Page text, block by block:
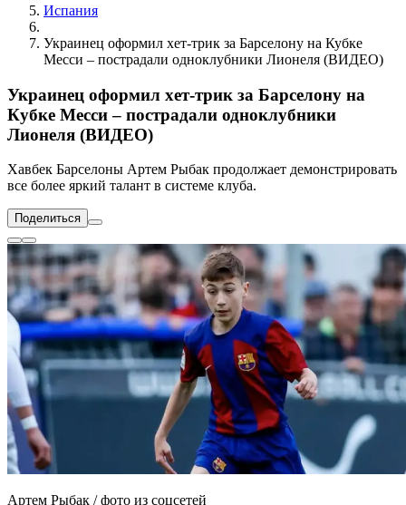
Испания
Украинец оформил хет-трик за Барселону на Кубке
Месси – пострадали одноклубники Лионеля (ВИДЕО)
Украинец оформил хет-трик за Барселону на
Кубке Месси – пострадали одноклубники
Лионеля (ВИДЕО)
Хавбек Барселоны Артем Рыбак продолжает демонстрировать
все более яркий талант в системе клуба.
Поделиться
Артем Рыбак / фото из соцсетей